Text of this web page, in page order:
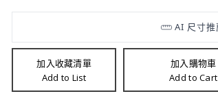
加入收藏清單
Add to List
加入購物車
Add to Cart